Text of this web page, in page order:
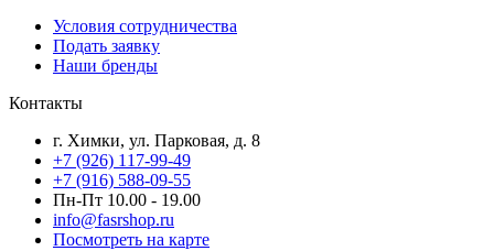
Условия сотрудничества
Подать заявку
Наши бренды
Контакты
г. Химки, ул. Парковая, д. 8
+7 (926) 117-99-49
+7 (916) 588-09-55
Пн-Пт 10.00 - 19.00
info@fasrshop.ru
Посмотреть на карте